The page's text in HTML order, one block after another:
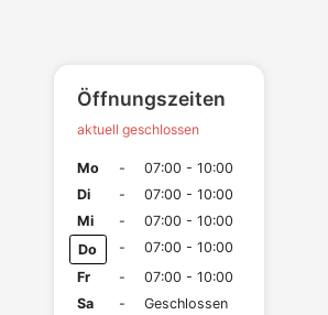
Öffnungszeiten
aktuell geschlossen
Mo -
07:00 - 10:00
Di
-
07:00 - 10:00
Mi
-
07:00 - 10:00
Do
-
07:00 - 10:00
Fr
-
07:00 - 10:00
Sa
- Geschlossen